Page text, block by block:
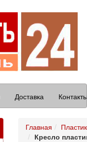
Доставка
Главная
Кресло